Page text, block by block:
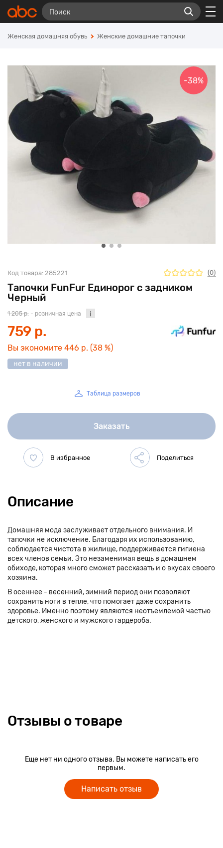
Женская домашняя обувь Женские домашние тапочки
Тапочки FunFur Единорог с задником
Черный
Код товара: 285221 (0)
-38%
1 205 р. - розничная цена
759 р.
Вы экономите 446 р. (38 %)
нет в наличии
Таблица размеров
Заказать
Описание
Домашняя мода заслуживает отдельного внимания. И
тапочки не исключение. Благодаря их использованию,
соблюдается чистота в жилище, поддерживается гигиена
всех членов семьи. Это незаменимая вещь в домашнем
обиходе, которая много сможет рассказать и о вкусах своего
хозяина.
В осеннее - весенний, зимний период они позволяют
сохранить ноги в тепле, что помогает даже сохранить
здоровье. Именно поэтому являются неотъемлемой частью
детского, женского и мужского гардероба.
Отзывы о товаре
Еще нет ни одного отзыва. Вы можете написать его
первым.
Написать отзыв